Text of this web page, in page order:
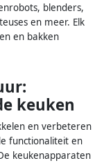
blenders,
en meer. Elk
en bakken
keuken
en verbeteren
functionaliteit en
keukenapparaten